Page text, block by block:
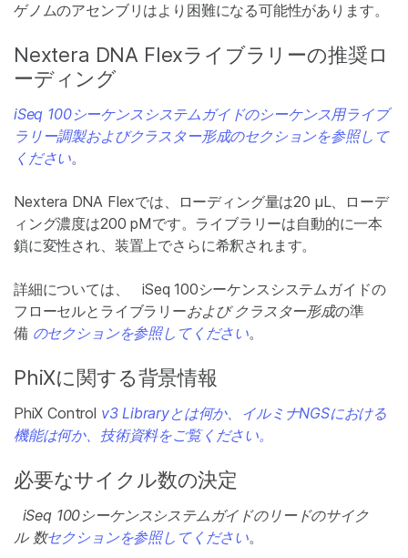
ゲノムのアセンブリはより困難になる可能性があります。
Nextera DNA Flexライブラリーの推奨ロ
ーディング
iSeq 100シーケンスシステムガイドのシーケンス用ライブ
ラリー調製およびクラスター形成のセクションを参照して
ください。
Nextera DNA Flexでは、ローディング量は20 μL、ローデ
ィング濃度は200 pMです。ライブラリーは自動的に一本
鎖に変性され、装置上でさらに希釈されます。
詳細については、 iSeq 100シーケンスシステムガイドの
フローセルとライブラリーおよび クラスター形成の準
備 のセクションを参照してください。
PhiXに関する背景情報
PhiX Control v3 Libraryとは何か、イルミナNGSにおける
機能は何か、技術資料をご覧ください。
必要なサイクル数の決定
iSeq 100シーケンスシステムガイドのリードのサイク
ル 数セクションを参照してください。